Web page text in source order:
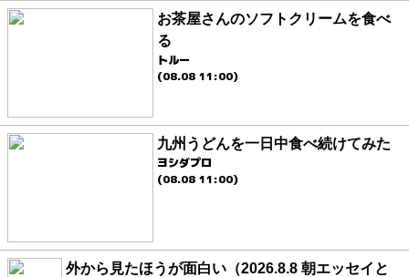
お茶屋さんのソフトクリームを食べ
る
トルー
(08.08 11:00)
九州うどんを一日中食べ続けてみた
ヨシダプロ
(08.08 11:00)
外から見たほうが面白い（2026.8.8 朝エッセイと